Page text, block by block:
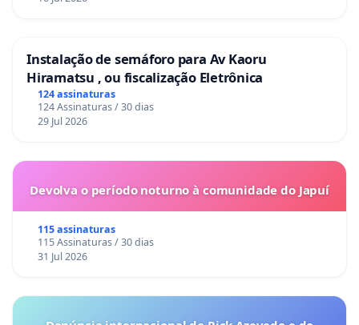
Instalação de semáforo para Av Kaoru
Hiramatsu , ou fiscalização Eletrônica
124 assinaturas
124 Assinaturas / 30 dias
29 Jul 2026
Devolva o período noturno à comunidade do Japuí
115 assinaturas
115 Assinaturas / 30 dias
31 Jul 2026